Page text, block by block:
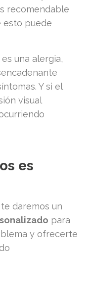
recomendable
esto puede
una alergia,
Y si el
visual
es
te daremos un
para
y ofrecerte